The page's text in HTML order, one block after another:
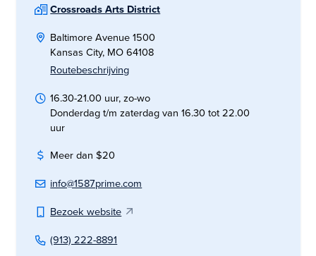
Crossroads Arts District
Baltimore Avenue 1500
Kansas City, MO 64108
Routebeschrijving
16.30-21.00 uur, zo-wo
Donderdag t/m zaterdag van 16.30 tot 22.00
uur
Meer dan $20
info@1587prime.com
Bezoek website
(913) 222-8891